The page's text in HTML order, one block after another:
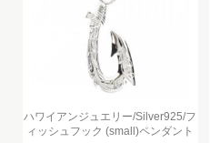
ハワイアンジュエリー/Silver925/フ
ィッシュフック (small)ペンダント